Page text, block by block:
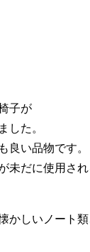
子が
した。
良い品物です。
だに使用され
かしいノート類